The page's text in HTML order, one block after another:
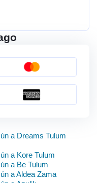
a Dreams Tulum
a Kore Tulum
a Be Tulum
a Aldea Zama